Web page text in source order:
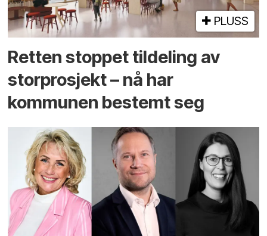
PLUSS
Retten stoppet tildeling av
storprosjekt – nå har
kommunen bestemt seg